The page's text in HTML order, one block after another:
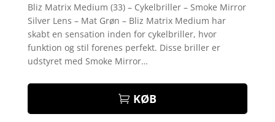
ud af 5
baseret
på
kundebedø
mmelser
Bliz Matrix Medium (33) – Cykelbriller – Smoke Mirror
Silver Lens – Mat Grøn – Bliz Matrix Medium har
skabt en sensation inden for cykelbriller, hvor
funktion og stil forenes perfekt. Disse briller er
udstyret med Smoke Mirror…
KØB